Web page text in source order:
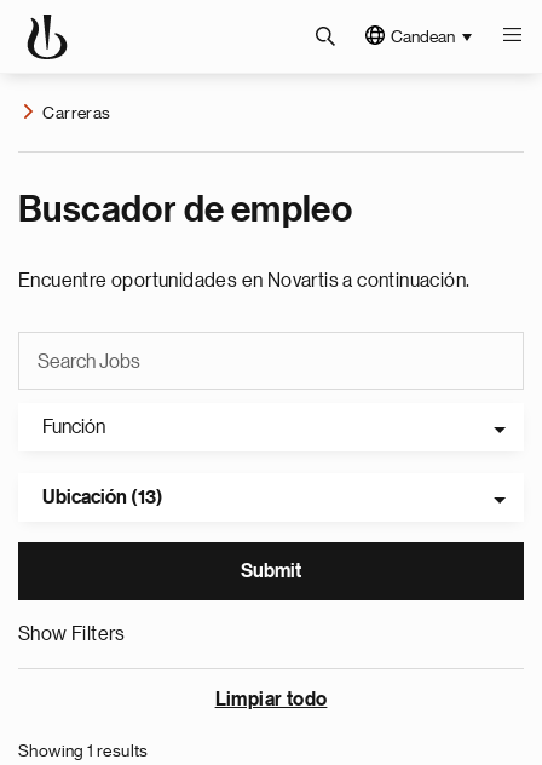
Candean
Carreras
Buscador de empleo
Encuentre oportunidades en Novartis a continuación.
Función
Ubicación (13)
Show Filters
Limpiar todo
Showing 1 results